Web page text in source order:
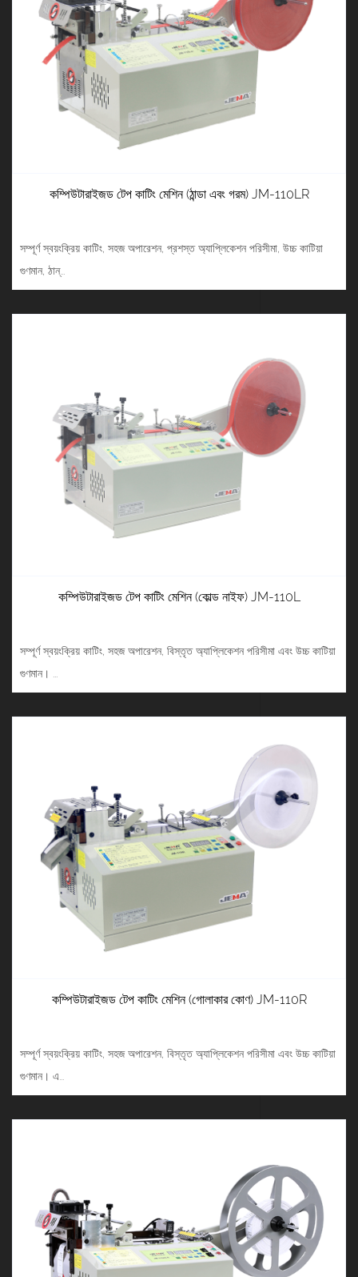
কম্পিউটারাইজড টেপ কাটিং মেশিন (ঠান্ডা এবং গরম) JM-110LR
সম্পূর্ণ স্বয়ংক্রিয় কাটিং, সহজ অপারেশন, প্রশস্ত অ্যাপ্লিকেশন পরিসীমা, উচ্চ কাটিয়া
গুণমান, ঠান্...
কম্পিউটারাইজড টেপ কাটিং মেশিন (কোল্ড নাইফ) JM-110L
সম্পূর্ণ স্বয়ংক্রিয় কাটিং, সহজ অপারেশন, বিস্তৃত অ্যাপ্লিকেশন পরিসীমা এবং উচ্চ কাটিয়া
গুণমান। ...
কম্পিউটারাইজড টেপ কাটিং মেশিন (গোলাকার কোণ) JM-110R
সম্পূর্ণ স্বয়ংক্রিয় কাটিং, সহজ অপারেশন, বিস্তৃত অ্যাপ্লিকেশন পরিসীমা এবং উচ্চ কাটিয়া
গুণমান। এ...